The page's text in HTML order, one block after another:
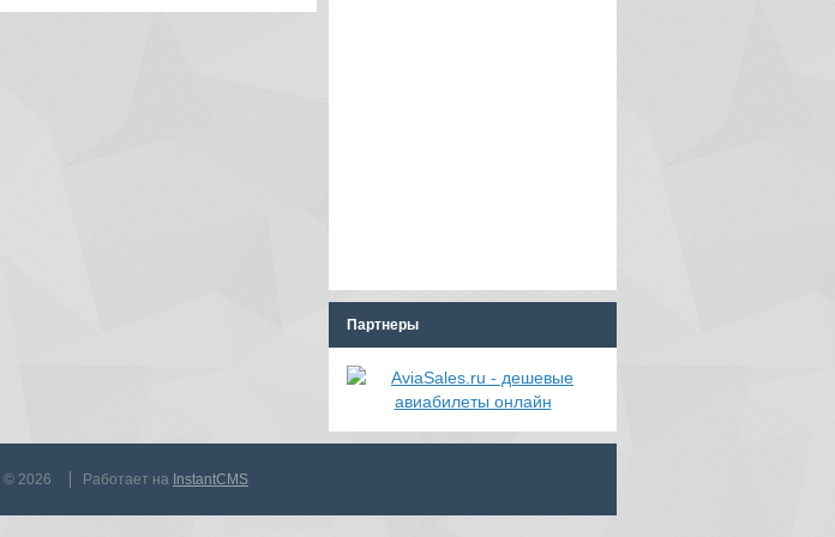
Партнеры
© 2026 Работает на InstantCMS